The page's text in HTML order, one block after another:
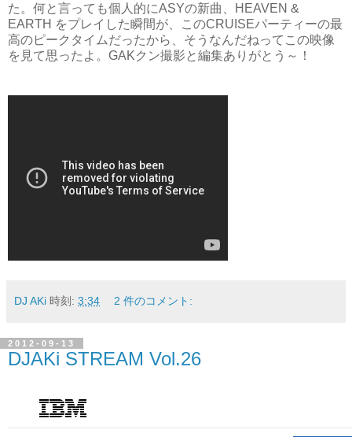
た。何と言っても個人的にASYの新曲、HEAVEN &
EARTH をプレイした瞬間が、このCRUISEパーティーの最
高のピークタイムだったから、そうなんだねってこの映像
を見て思ったよ。GAKクン撮影と編集ありがとう～！
DJ AKi 時刻: 3:34 2 件のコメント:
2012-09-13
DJAKi STREAM Vol.26